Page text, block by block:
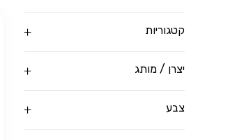
קטגוריות
יצרן / מותג
צבע